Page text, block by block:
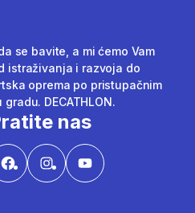
se bavite, a mi ćemo Vam
istraživanja i razvoja do
oprema po pristupačnim
DECATHLON.
nas